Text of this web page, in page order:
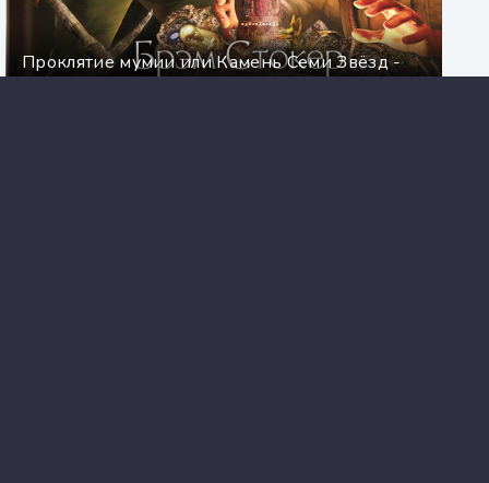
Проклятие мумии или Камень Семи Звёзд -
Брэм Стокер